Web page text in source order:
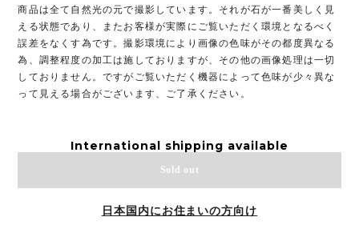
商品は全て自然光の元で撮影しています。それが石が一番美しく見
える状態であり、またお客様が実際にご覧いただく環境となるべく
誤差をなくす為です。撮影環境により画像の色味がその都度異なる
為、調整程度の加工は施しておりますが、その他の画像処理は一切
しておりません。ですがご覧いただく機器によって色味が少々異な
って見える場合がございます、ご了承ください。
International shipping available
Sold out
日本国内にお住まいの方向け